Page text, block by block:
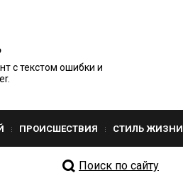
с текстом ошибки и
ПРОИСШЕСТВИЯ СТИЛЬ ЖИЗНИ
Поиск по сайту